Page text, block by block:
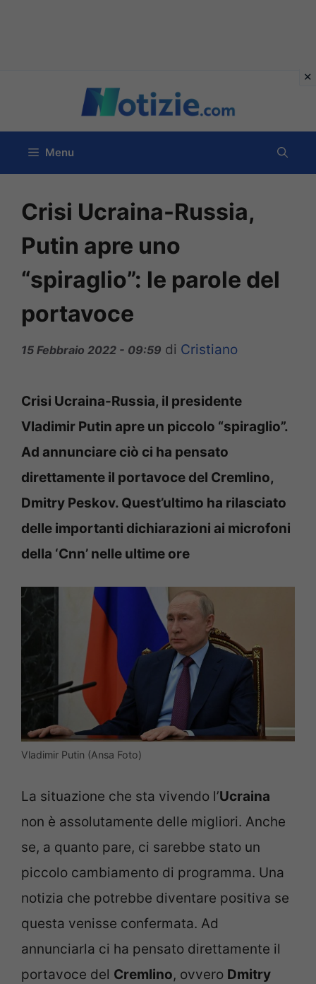
contenuto
Menu
Crisi Ucraina-Russia,
Putin apre uno
“spiraglio”: le parole del
portavoce
15 Febbraio 2022 - 09:59 di Cristiano
Crisi Ucraina-Russia, il presidente
Vladimir Putin apre un piccolo “spiraglio”.
Ad annunciare ciò ci ha pensato
direttamente il portavoce del Cremlino,
Dmitry Peskov. Quest’ultimo ha rilasciato
delle importanti dichiarazioni ai microfoni
della ‘Cnn’ nelle ultime ore
Vladimir Putin (Ansa Foto)
La situazione che sta vivendo l’Ucraina
non è assolutamente delle migliori. Anche
se, a quanto pare, ci sarebbe stato un
piccolo cambiamento di programma. Una
notizia che potrebbe diventare positiva se
questa venisse confermata. Ad
annunciarla ci ha pensato direttamente il
portavoce del Cremlino, ovvero Dmitry